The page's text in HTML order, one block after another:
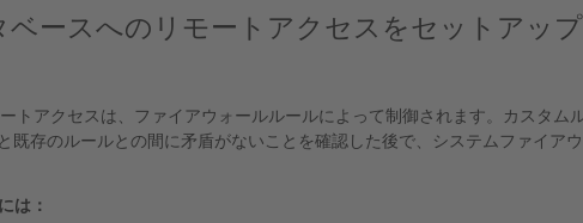
ベースへのリモートアクセスをセットアップ
トアクセスは、ファイアウォールルールによって制御されます。カスタム
既存のルールとの間に矛盾がないことを確認した後で、システムファイアウ
は：